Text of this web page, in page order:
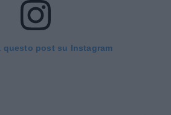
questo post su Instagram